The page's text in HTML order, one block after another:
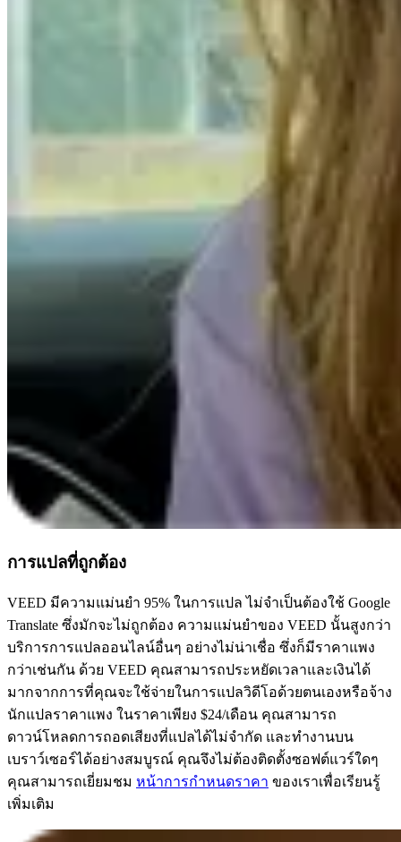
การแปลที่ถูกต้อง
VEED มีความแม่นยำ 95% ในการแปล ไม่จำเป็นต้องใช้ Google
Translate ซึ่งมักจะไม่ถูกต้อง ความแม่นยำของ VEED นั้นสูงกว่า
บริการการแปลออนไลน์อื่นๆ อย่างไม่น่าเชื่อ ซึ่งก็มีราคาแพง
กว่าเช่นกัน ด้วย VEED คุณสามารถประหยัดเวลาและเงินได้
มากจากการที่คุณจะใช้จ่ายในการแปลวิดีโอด้วยตนเองหรือจ้าง
นักแปลราคาแพง ในราคาเพียง $24/เดือน คุณสามารถ
ดาวน์โหลดการถอดเสียงที่แปลได้ไม่จำกัด และทำงานบน
เบราว์เซอร์ได้อย่างสมบูรณ์ คุณจึงไม่ต้องติดตั้งซอฟต์แวร์ใดๆ
คุณสามารถเยี่ยมชม หน้าการกำหนดราคา ของเราเพื่อเรียนรู้
เพิ่มเติม